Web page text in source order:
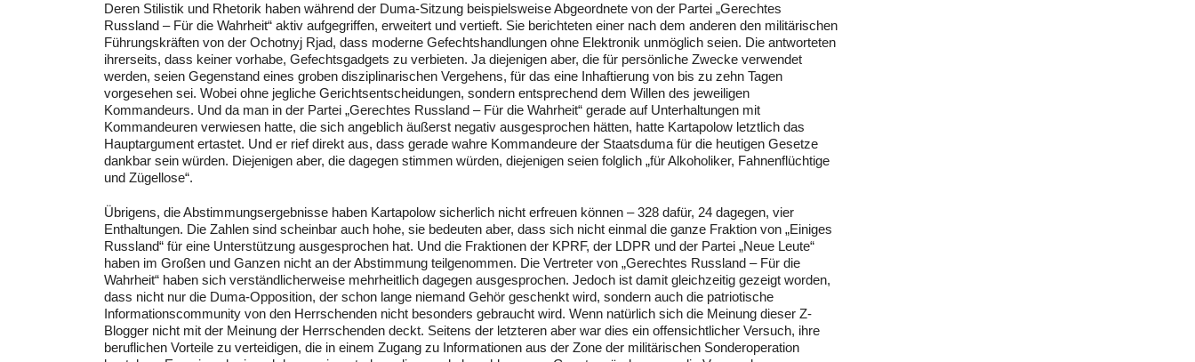
Deren Stilistik und Rhetorik haben während der Duma-Sitzung beispielsweise Abgeordnete von der Partei „Gerechtes
Russland – Für die Wahrheit“ aktiv aufgegriffen, erweitert und vertieft. Sie berichteten einer nach dem anderen den militärischen
Führungskräften von der Ochotnyj Rjad, dass moderne Gefechtshandlungen ohne Elektronik unmöglich seien. Die antworteten
ihrerseits, dass keiner vorhabe, Gefechtsgadgets zu verbieten. Ja diejenigen aber, die für persönliche Zwecke verwendet
werden, seien Gegenstand eines groben disziplinarischen Vergehens, für das eine Inhaftierung von bis zu zehn Tagen
vorgesehen sei. Wobei ohne jegliche Gerichtsentscheidungen, sondern entsprechend dem Willen des jeweiligen
Kommandeurs. Und da man in der Partei „Gerechtes Russland – Für die Wahrheit“ gerade auf Unterhaltungen mit
Kommandeuren verwiesen hatte, die sich angeblich äußerst negativ ausgesprochen hätten, hatte Kartapolow letztlich das
Hauptargument ertastet. Und er rief direkt aus, dass gerade wahre Kommandeure der Staatsduma für die heutigen Gesetze
dankbar sein würden. Diejenigen aber, die dagegen stimmen würden, diejenigen seien folglich „für Alkoholiker, Fahnenflüchtige
und Zügellose“.
Übrigens, die Abstimmungsergebnisse haben Kartapolow sicherlich nicht erfreuen können – 328 dafür, 24 dagegen, vier
Enthaltungen. Die Zahlen sind scheinbar auch hohe, sie bedeuten aber, dass sich nicht einmal die ganze Fraktion von „Einiges
Russland“ für eine Unterstützung ausgesprochen hat. Und die Fraktionen der KPRF, der LDPR und der Partei „Neue Leute“
haben im Großen und Ganzen nicht an der Abstimmung teilgenommen. Die Vertreter von „Gerechtes Russland – Für die
Wahrheit“ haben sich verständlicherweise mehrheitlich dagegen ausgesprochen. Jedoch ist damit gleichzeitig gezeigt worden,
dass nicht nur die Duma-Opposition, der schon lange niemand Gehör geschenkt wird, sondern auch die patriotische
Informationscommunity von den Herrschenden nicht besonders gebraucht wird. Wenn natürlich sich die Meinung dieser Z-
Blogger nicht mit der Meinung der Herrschenden deckt. Seitens der letzteren aber war dies ein offensichtlicher Versuch, ihre
beruflichen Vorteile zu verteidigen, die in einem Zugang zu Informationen aus der Zone der militärischen Sonderoperation